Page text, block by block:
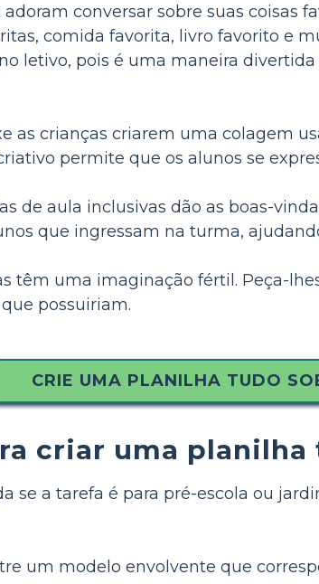
adoram conversar sobre suas coisas
comida favorita, livro favorito e
letivo, pois é uma maneira
as crianças criarem uma colagem
permite que os alunos se
de aula inclusivas dão as boas-
que ingressam na turma,
têm uma imaginação fértil. Peça-
possuiriam.
CRIE UMA PLANILHA TUDO
criar uma
se a tarefa é para pré-escola ou
um modelo envolvente que